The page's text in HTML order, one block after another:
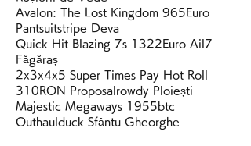
Avalon: The Lost Kingdom 965Euro
Pantsuitstripe Deva
Quick Hit Blazing 7s 1322Euro Ail7
Făgăraș
2x3x4x5 Super Times Pay Hot Roll
310RON Proposalrowdy Ploiești
Majestic Megaways 1955btc
Outhaulduck Sfântu Gheorghe